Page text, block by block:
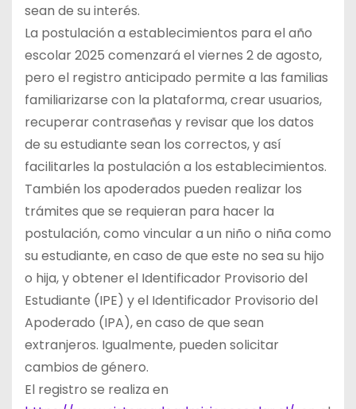
sean de su interés.
La postulación a establecimientos para el año
escolar 2025 comenzará el viernes 2 de agosto,
pero el registro anticipado permite a las familias
familiarizarse con la plataforma, crear usuarios,
recuperar contraseñas y revisar que los datos
de su estudiante sean los correctos, y así
facilitarles la postulación a los establecimientos.
También los apoderados pueden realizar los
trámites que se requieran para hacer la
postulación, como vincular a un niño o niña como
su estudiante, en caso de que este no sea su hijo
o hija, y obtener el Identificador Provisorio del
Estudiante (IPE) y el Identificador Provisorio del
Apoderado (IPA), en caso de que sean
extranjeros. Igualmente, pueden solicitar
cambios de género.
El registro se realiza en